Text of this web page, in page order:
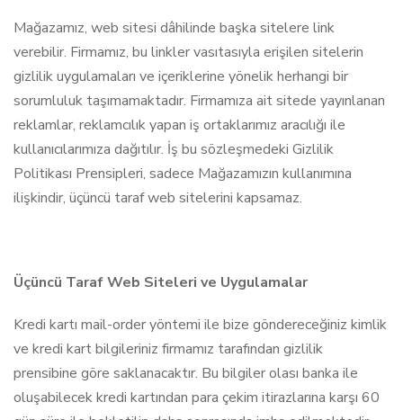
Mağazamız, web sitesi dâhilinde başka sitelere link
verebilir. Firmamız, bu linkler vasıtasıyla erişilen sitelerin
gizlilik uygulamaları ve içeriklerine yönelik herhangi bir
sorumluluk taşımamaktadır. Firmamıza ait sitede yayınlanan
reklamlar, reklamcılık yapan iş ortaklarımız aracılığı ile
kullanıcılarımıza dağıtılır. İş bu sözleşmedeki Gizlilik
Politikası Prensipleri, sadece Mağazamızın kullanımına
ilişkindir, üçüncü taraf web sitelerini kapsamaz.
Üçüncü Taraf Web Siteleri ve Uygulamalar
Kredi kartı mail-order yöntemi ile bize göndereceğiniz kimlik
ve kredi kart bilgileriniz firmamız tarafından gizlilik
prensibine göre saklanacaktır. Bu bilgiler olası banka ile
oluşabilecek kredi kartından para çekim itirazlarına karşı 60